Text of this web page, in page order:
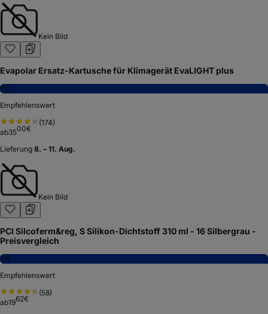
Kein Bild
Evapolar Ersatz-Kartusche für Klimagerät EvaLIGHT plus
7,2
Empfehlenswert
(174)
ab3500€
Lieferung 8. – 11. Aug.
Kein Bild
PCI Silcoferm&reg, S Silikon-Dichtstoff 310 ml - 16 Silbergrau -
Preisvergleich
7,6
Empfehlenswert
(58)
ab1962€